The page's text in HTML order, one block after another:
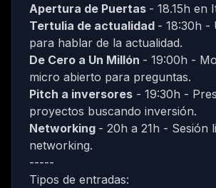
Apertura de Puertas - 18.15h en
Tertulia de actualidad - 18:30h -
para hablar de la actualidad.
De Cero a Un Millón - 19:00h -
micro abierto para preguntas.
Pitch a inversores - 19:30h -
proyectos buscando inversión.
Networking - 20h a 21h - Sesión
networking.
-----
Tipos de entradas: